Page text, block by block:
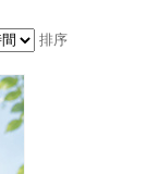
排序